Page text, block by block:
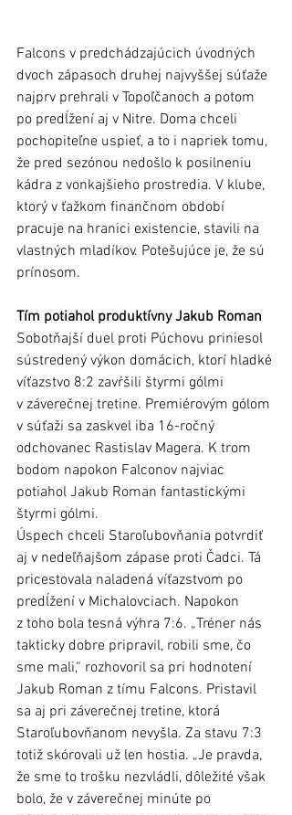
Falcons v predchádzajúcich úvodných
dvoch zápasoch druhej najvyššej súťaže
najprv prehrali v Topoľčanoch a potom
po predĺžení aj v Nitre. Doma chceli
pochopiteľne uspieť, a to i napriek tomu,
že pred sezónou nedošlo k posilneniu
kádra z vonkajšieho prostredia. V klube,
ktorý v ťažkom finančnom období
pracuje na hranici existencie, stavili na
vlastných mladíkov. Potešujúce je, že sú
prínosom.
Tím potiahol produktívny Jakub Roman
Sobotňajší duel proti Púchovu priniesol
sústredený výkon domácich, ktorí hladké
víťazstvo 8:2 zavŕšili štyrmi gólmi
v záverečnej tretine. Premiérovým gólom
v súťaži sa zaskvel iba 16-ročný
odchovanec Rastislav Magera. K trom
bodom napokon Falconov najviac
potiahol Jakub Roman fantastickými
štyrmi gólmi.
Úspech chceli Staroľubovňania potvrdiť
aj v nedeľňajšom zápase proti Čadci. Tá
pricestovala naladená víťazstvom po
predĺžení v Michalovciach. Napokon
z toho bola tesná výhra 7:6. „Tréner nás
takticky dobre pripravil, robili sme, čo
sme mali,“ rozhovoril sa pri hodnotení
Jakub Roman z tímu Falcons. Pristavil
sa aj pri záverečnej tretine, ktorá
Staroľubovňanom nevyšla. Za stavu 7:3
totiž skórovali už len hostia. „Je pravda,
že sme to trošku nezvládli, dôležité však
bolo, že v záverečnej minúte po